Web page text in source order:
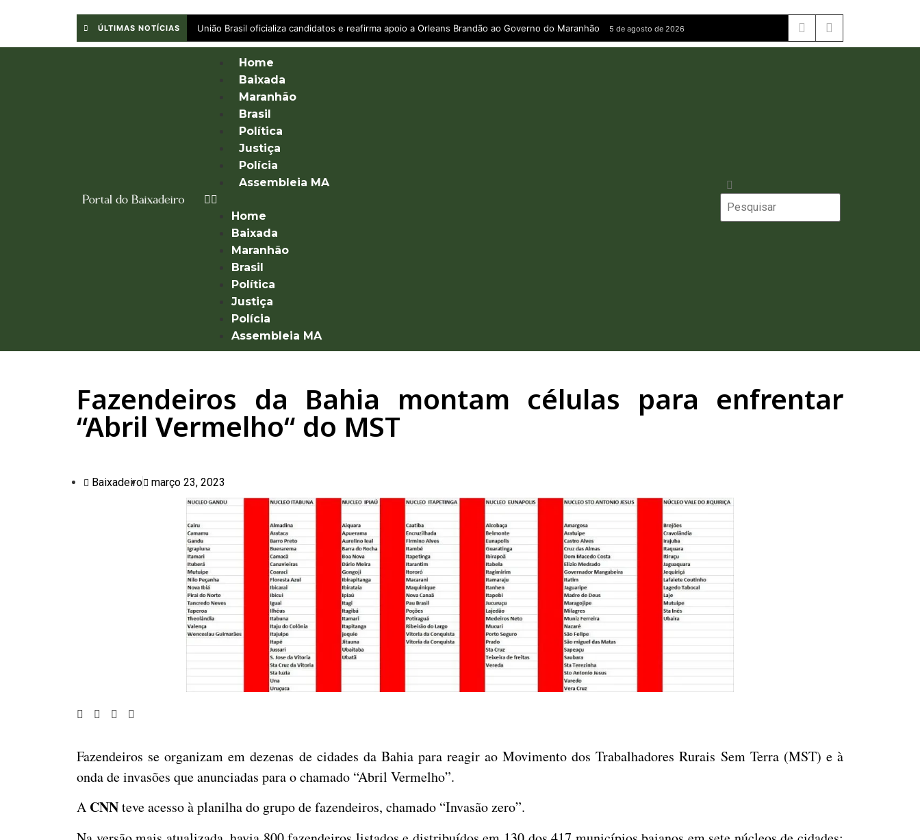
ÚLTIMAS NOTÍCIAS União Brasil oficializa candidatos e reafirma apoio a Orleans Brandão ao Governo do Maranhão 5 de agosto de 2026
Home
Baixada
Maranhão
Brasil
Política
Justiça
Polícia
Assembleia MA
Home
Baixada
Maranhão
Brasil
Política
Justiça
Polícia
Assembleia MA
Fazendeiros da Bahia montam células para enfrentar
“Abril Vermelho“ do MST
Baixadeiro março 23, 2023
Fazendeiros se organizam em dezenas de cidades da Bahia para reagir ao Movimento dos Trabalhadores Rurais Sem Terra (MST) e à
onda de invasões que anunciadas para o chamado “Abril Vermelho”.
A CNNteve acesso à planilha do grupo de fazendeiros, chamado “Invasão zero”.